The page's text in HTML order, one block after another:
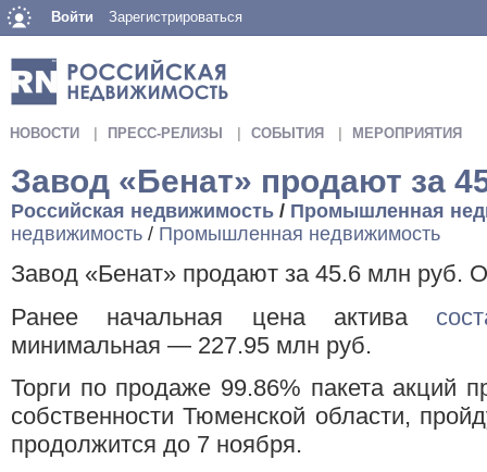
Войти Зарегистрироваться
НОВОСТИ ПРЕСС-РЕЛИЗЫ СОБЫТИЯ МЕРОПРИЯТИЯ
Завод «Бенат» продают за
Российская недвижимость / Промышленная
недвижимость / Промышленная недвижимость
Завод «Бенат» продают за 45.6 млн руб.
Ранее начальная цена актива
минимальная — 227.95 млн руб.
Торги по продаже 99.86% пакета акций
собственности Тюменской области,
продолжится до 7 ноября.